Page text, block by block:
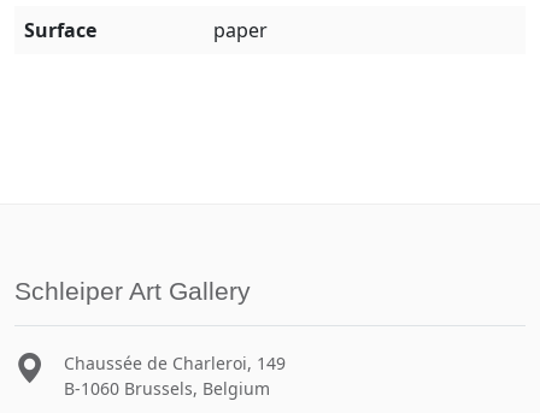
Surface
paper
Schleiper Art Gallery
Chaussée de Charleroi, 149
B-1060 Brussels, Belgium